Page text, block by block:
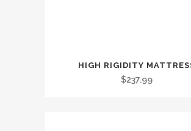
HIGH RIGIDITY
$237.99